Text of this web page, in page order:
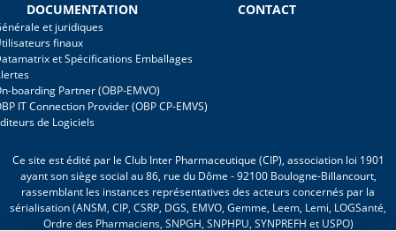
DOCUMENTATION
et juridiques
finaux
et Spécifications Emballages
boarding Partner (OBP-EMVO)
IT Connection Provider (OBP CP-EMVS)
de Logiciels
CONTACT
Ce site est édité par le Club Inter Pharmaceutique (CIP), association loi 1901
ayant son siège social au 86, rue du Dôme - 92100 Boulogne-Billancourt,
rassemblant les instances représentatives des acteurs concernés par la
sérialisation (ANSM, CIP, CSRP, DGS, EMVO, Gemme, Leem, Lemi, LOGSanté,
Ordre des Pharmaciens, SNPGH, SNPHPU, SYNPREFH et USPO)